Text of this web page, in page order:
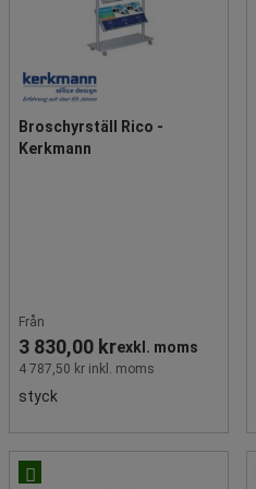
Broschyrställ Rico -
Kerkmann
Från
3 830,00 krexkl. moms
4 787,50 kr inkl. moms
styck